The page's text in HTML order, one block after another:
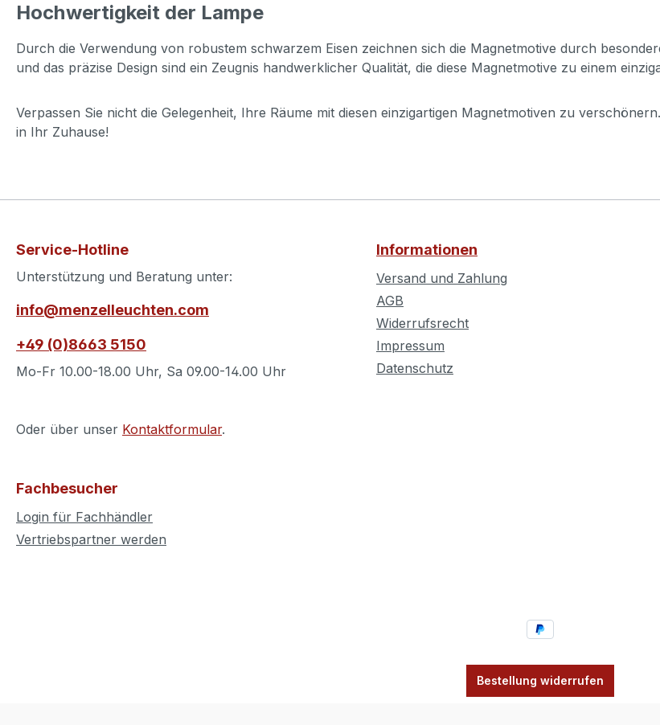
Hochwertigkeit der Lampe
Durch die Verwendung von robustem schwarzem Eisen zeichnen sich die Magnetmotive durch
und das präzise Design sind ein Zeugnis handwerklicher Qualität, die diese Magnetmotive zu einem
Verpassen Sie nicht die Gelegenheit, Ihre Räume mit diesen einzigartigen Magnetmotiven zu verschönern.
in Ihr Zuhause!
Service-Hotline
Unterstützung und Beratung unter:
info@menzelleuchten.com
+49 (0)8663 5150
Mo-Fr 10.00-18.00 Uhr, Sa 09.00-14.00 Uhr
Oder über unser Kontaktformular.
Informationen
Versand und Zahlung
AGB
Widerrufsrecht
Impressum
Datenschutz
Fachbesucher
Login für Fachhändler
Vertriebspartner werden
Bestellung widerrufen